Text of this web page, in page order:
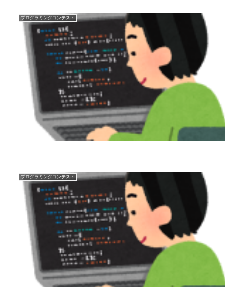
プログラミングコンテスト
プログラミングコンテスト